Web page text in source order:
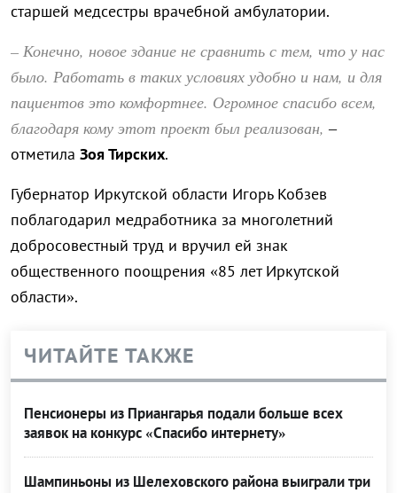
старшей медсестры врачебной амбулатории.
– Конечно, новое здание не сравнить с тем, что у нас
было. Работать в таких условиях удобно и нам, и для
пациентов это комфортнее. Огромное спасибо всем,
благодаря кому этот проект был реализован, –
отметила Зоя Тирских.
Губернатор Иркутской области Игорь Кобзев
поблагодарил медработника за многолетний
добросовестный труд и вручил ей знак
общественного поощрения «85 лет Иркутской
области».
ЧИТАЙТЕ ТАКЖЕ
Пенсионеры из Приангарья подали больше всех
заявок на конкурс «Спасибо интернету»
Шампиньоны из Шелеховского района выиграли три